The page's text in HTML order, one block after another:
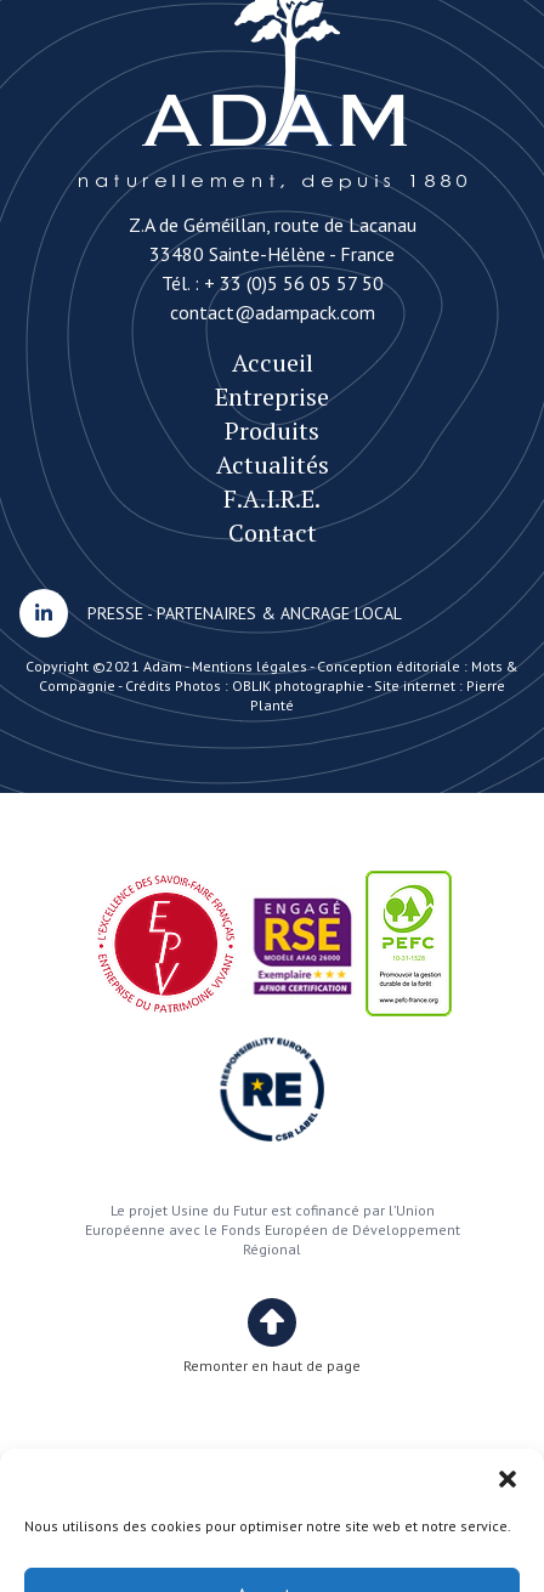
Nous utilisons des cookies pour optimiser notre site web et notre service.
Z.A de Géméillan, route de Lacanau
33480 Sainte-Hélène - France
Tél. : + 33 (0)5 56 05 57 50
contact@adampack.com
Accueil
Entreprise
Produits
Actualités
F.A.I.R.E.
Contact
PRESSE-PARTENAIRES & ANCRAGE LOCAL
Copyright ©2021 Adam -Mentions légales-Conception éditoriale : Mots &
Compagnie - Crédits Photos : OBLIK photographie - Site internet : Pierre
Planté
Le projet Usine du Futur est cofinancé par l’Union
Européenne avec le Fonds Européen de Développement
Régional
Remonter en haut de page